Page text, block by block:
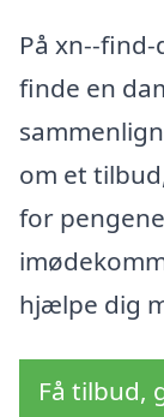
På xn--
finde en
om et
for
hjælpe dig
Få tilbud,